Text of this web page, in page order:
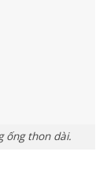
ống thon dài.